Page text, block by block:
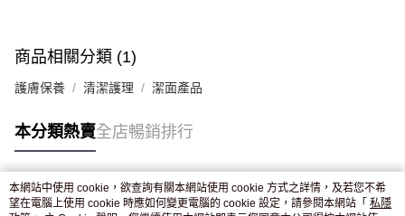
付款後門市自取，訂單確認後2-4個工作天到店，7天內取。逾期後
商品相關分類 (1)
護膚保養 清潔護理 潔面產品
本分類熱賣全店暢銷排行
熱門標籤
本網站中使用 cookie，欲查詢有關本網站使用 cookie 方式之詳情，及若您不希
望在電腦上使用 cookie 時應如何變更電腦的 cookie 設定，請參閱本網站「 私隱